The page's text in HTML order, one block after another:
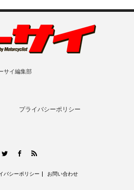
サイ編集部
プライバシーポリシー
TwitterFacebook
バシーポリシー お問い合わせ